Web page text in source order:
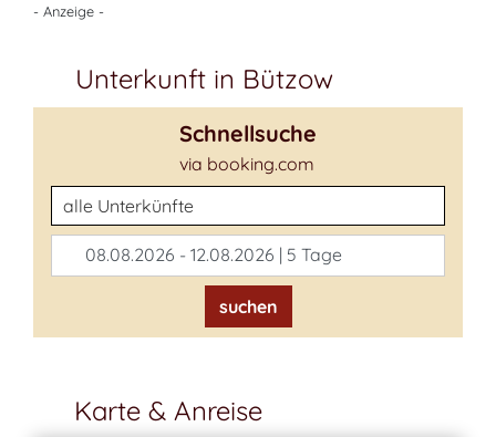
- Anzeige -
Unterkunft in Bützow
Schnellsuche
via booking.com
Unterkunftsart
08.08.2026 - 12.08.2026 | 5 Tage
suchen
Karte & Anreise